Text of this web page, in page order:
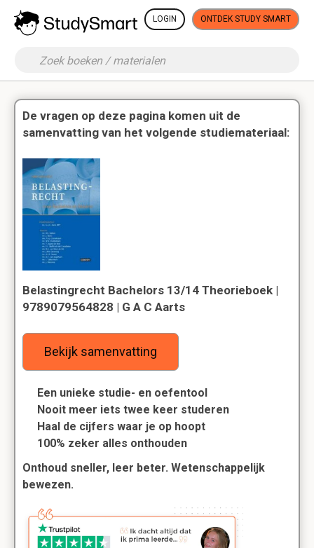
LOGIN ONTDEK STUDY SMART
De vragen op deze pagina komen uit de
samenvatting van het volgende studiemateriaal:
Belastingrecht Bachelors 13/14 Theorieboek |
9789079564828 | G A C Aarts
Bekijk samenvatting
Een unieke studie- en oefentool
Nooit meer iets twee keer studeren
Haal de cijfers waar je op hoopt
100% zeker alles onthouden
Onthoud sneller, leer beter. Wetenschappelijk
bewezen.